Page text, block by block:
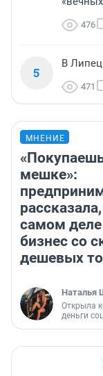
476
5
В
471
МНЕНИЕ
мешке»:
самом деле
бизнес со
дешевых
Наталья
Открыла
деньги